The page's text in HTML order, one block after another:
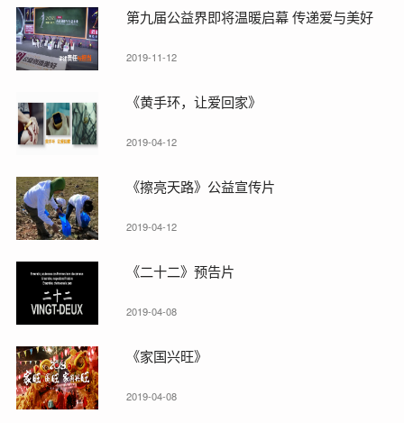
第九届公益界即将温暖启幕 传递爱与美好
2019-11-12
《黄手环，让爱回家》
2019-04-12
《擦亮天路》公益宣传片
2019-04-12
《二十二》预告片
2019-04-08
《家国兴旺》
2019-04-08